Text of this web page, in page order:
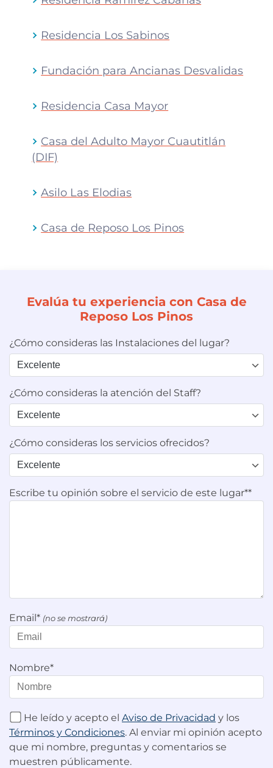
Residencia Los Sabinos
Fundación para Ancianas Desvalidas
Residencia Casa Mayor
Casa del Adulto Mayor Cuautitlán
(DIF)
Asilo Las Elodias
Casa de Reposo Los Pinos
Evalúa tu experiencia con Casa de
Reposo Los Pinos
¿Cómo consideras las Instalaciones del lugar?
¿Cómo consideras la atención del Staff?
¿Cómo consideras los servicios ofrecidos?
Escribe tu opinión sobre el servicio de este lugar**
Email* (no se mostrará)
Nombre*
He leído y acepto el Aviso de Privacidad y los
Términos y Condiciones. Al enviar mi opinión acepto
que mi nombre, preguntas y comentarios se
muestren públicamente.